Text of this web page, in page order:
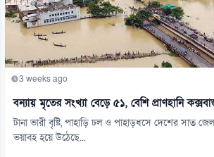
3 weeks ago
বন্যায় মৃতের সংখ্যা বেড়ে ৫১, বেশি প্রাণহানি
টানা ভারী বৃষ্টি, পাহাড়ি ঢল ও পাহাড়ধসে দেশের সাত
ভয়াবহ হয়ে উঠেছে...